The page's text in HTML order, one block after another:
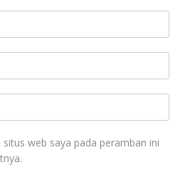
web saya pada peramban ini